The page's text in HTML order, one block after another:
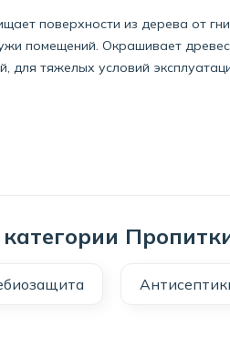
поверхности из дерева от
помещений. Окрашивает
для тяжелых условий